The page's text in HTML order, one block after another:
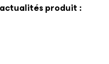
actualités produit :